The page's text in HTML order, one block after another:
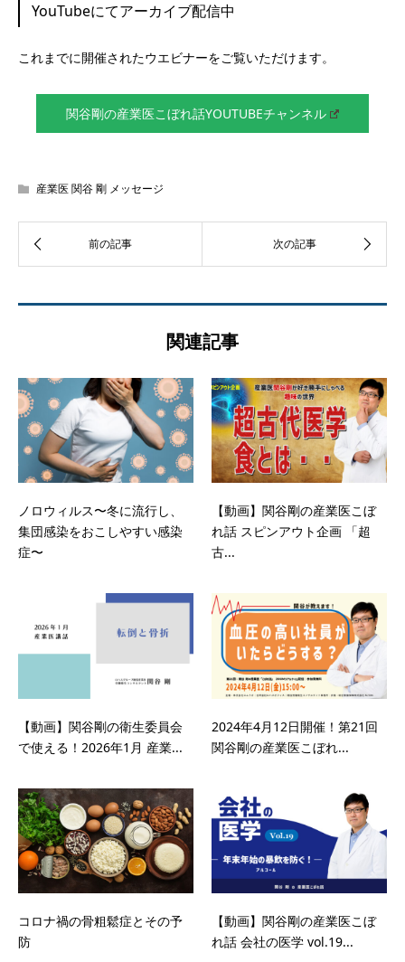
YouTubeにてアーカイブ配信中
これまでに開催されたウエビナーをご覧いただけます。
関谷剛の産業医こぼれ話YOUTUBEチャンネル
産業医 関谷 剛 メッセージ
関連記事
ノロウィルス〜冬に流行し、
集団感染をおこしやすい感染
症〜
【動画】関谷剛の産業医こぼ
れ話 スピンアウト企画 「超
古...
【動画】関谷剛の衛生委員会
で使える！2026年1月 産業...
2024年4月12日開催！第21回
関谷剛の産業医こぼれ...
コロナ禍の骨粗鬆症とその予
防
【動画】関谷剛の産業医こぼ
れ話 会社の医学 vol.19...